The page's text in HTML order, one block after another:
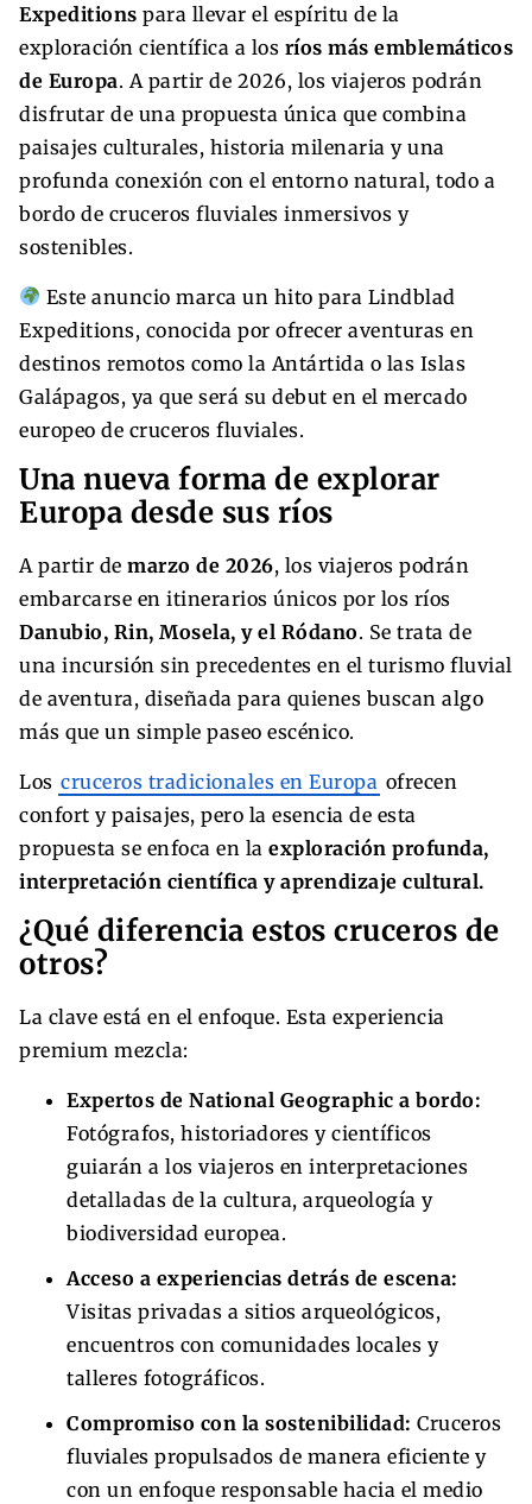
Expeditions para llevar el espíritu de la
exploración científica a los ríos más emblemáticos
de Europa. A partir de 2026, los viajeros podrán
disfrutar de una propuesta única que combina
paisajes culturales, historia milenaria y una
profunda conexión con el entorno natural, todo a
bordo de cruceros fluviales inmersivos y
sostenibles.
Este anuncio marca un hito para Lindblad
Expeditions, conocida por ofrecer aventuras en
destinos remotos como la Antártida o las Islas
Galápagos, ya que será su debut en el mercado
europeo de cruceros fluviales.
Una nueva forma de explorar
Europa desde sus ríos
A partir de marzo de 2026, los viajeros podrán
embarcarse en itinerarios únicos por los ríos
Danubio, Rin, Mosela, y el Ródano. Se trata de
una incursión sin precedentes en el turismo fluvial
de aventura, diseñada para quienes buscan algo
más que un simple paseo escénico.
Los cruceros tradicionales en Europa ofrecen
confort y paisajes, pero la esencia de esta
propuesta se enfoca en la exploración profunda,
interpretación científica y aprendizaje cultural.
¿Qué diferencia estos cruceros de
otros?
La clave está en el enfoque. Esta experiencia
premium mezcla:
Expertos de National Geographic a bordo:
Fotógrafos, historiadores y científicos
guiarán a los viajeros en interpretaciones
detalladas de la cultura, arqueología y
biodiversidad europea.
Acceso a experiencias detrás de escena:
Visitas privadas a sitios arqueológicos,
encuentros con comunidades locales y
talleres fotográficos.
Compromiso con la sostenibilidad: Cruceros
fluviales propulsados de manera eficiente y
con un enfoque responsable hacia el medio